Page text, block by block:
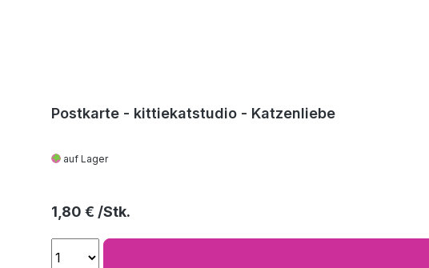
Postkarte - kittiekatstudio - Katzenliebe
auf Lager
Regulärer Preis:
1,80 €